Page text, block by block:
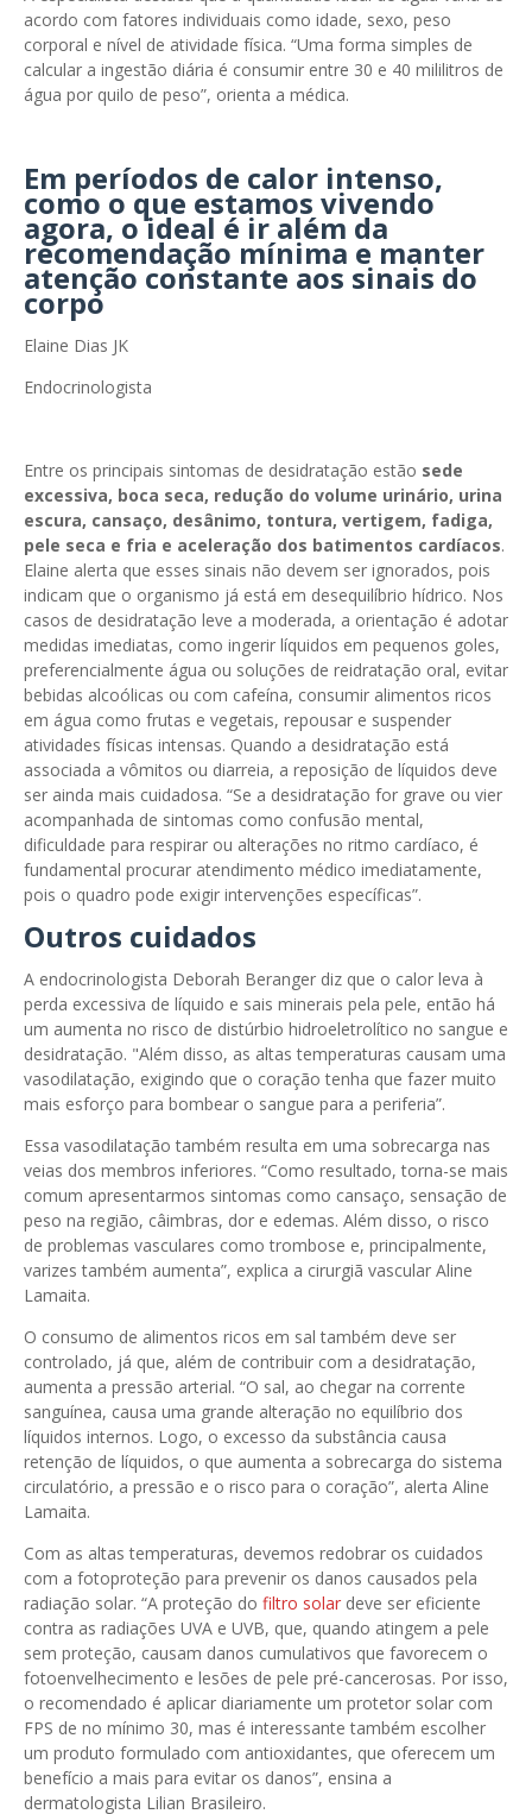
acordo com fatores individuais como idade, sexo, peso
corporal e nível de atividade física. “Uma forma simples de
calcular a ingestão diária é consumir entre 30 e 40 mililitros de
água por quilo de peso”, orienta a médica.
Em períodos de calor intenso,
como o que estamos vivendo
agora, o ideal é ir além da
recomendação mínima e manter
atenção constante aos sinais do
corpo
Elaine Dias JK
Endocrinologista
Entre os principais sintomas de desidratação estão sede
excessiva, boca seca, redução do volume urinário, urina
escura, cansaço, desânimo, tontura, vertigem, fadiga,
pele seca e fria e aceleração dos batimentos cardíacos.
Elaine alerta que esses sinais não devem ser ignorados, pois
indicam que o organismo já está em desequilíbrio hídrico. Nos
casos de desidratação leve a moderada, a orientação é adotar
medidas imediatas, como ingerir líquidos em pequenos goles,
preferencialmente água ou soluções de reidratação oral, evitar
bebidas alcoólicas ou com cafeína, consumir alimentos ricos
em água como frutas e vegetais, repousar e suspender
atividades físicas intensas. Quando a desidratação está
associada a vômitos ou diarreia, a reposição de líquidos deve
ser ainda mais cuidadosa. “Se a desidratação for grave ou vier
acompanhada de sintomas como confusão mental,
dificuldade para respirar ou alterações no ritmo cardíaco, é
fundamental procurar atendimento médico imediatamente,
pois o quadro pode exigir intervenções específicas”.
Outros cuidados
A endocrinologista Deborah Beranger diz que o calor leva à
perda excessiva de líquido e sais minerais pela pele, então há
um aumenta no risco de distúrbio hidroeletrolítico no sangue e
desidratação. "Além disso, as altas temperaturas causam uma
vasodilatação, exigindo que o coração tenha que fazer muito
mais esforço para bombear o sangue para a periferia”.
Essa vasodilatação também resulta em uma sobrecarga nas
veias dos membros inferiores. “Como resultado, torna-se mais
comum apresentarmos sintomas como cansaço, sensação de
peso na região, câimbras, dor e edemas. Além disso, o risco
de problemas vasculares como trombose e, principalmente,
varizes também aumenta”, explica a cirurgiã vascular Aline
Lamaita.
O consumo de alimentos ricos em sal também deve ser
controlado, já que, além de contribuir com a desidratação,
aumenta a pressão arterial. “O sal, ao chegar na corrente
sanguínea, causa uma grande alteração no equilíbrio dos
líquidos internos. Logo, o excesso da substância causa
retenção de líquidos, o que aumenta a sobrecarga do sistema
circulatório, a pressão e o risco para o coração”, alerta Aline
Lamaita.
Com as altas temperaturas, devemos redobrar os cuidados
com a fotoproteção para prevenir os danos causados pela
radiação solar. “A proteção do filtro solar deve ser eficiente
contra as radiações UVA e UVB, que, quando atingem a pele
sem proteção, causam danos cumulativos que favorecem o
fotoenvelhecimento e lesões de pele pré-cancerosas. Por isso,
o recomendado é aplicar diariamente um protetor solar com
FPS de no mínimo 30, mas é interessante também escolher
um produto formulado com antioxidantes, que oferecem um
benefício a mais para evitar os danos”, ensina a
dermatologista Lilian Brasileiro.